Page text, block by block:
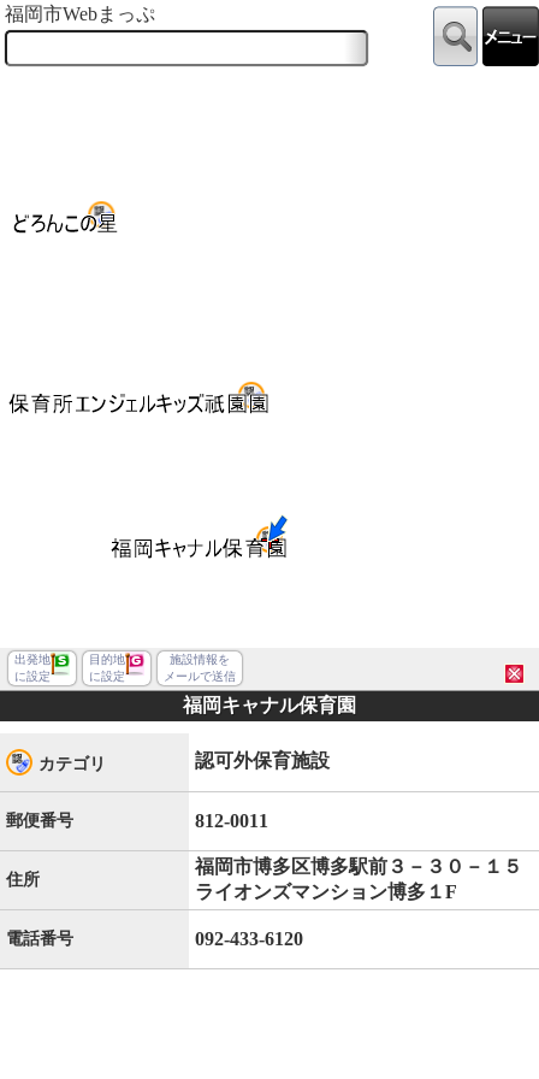
福岡市Webまっぷ
出発地
に設定
目的地
に設定
施設情報を
メールで送信
福岡キャナル保育園
カテゴリ 認可外保育施設
郵便番号 812-0011
住所
福岡市博多区博多駅前３－３０－１５
ライオンズマンション博多１F
電話番号 092-433-6120